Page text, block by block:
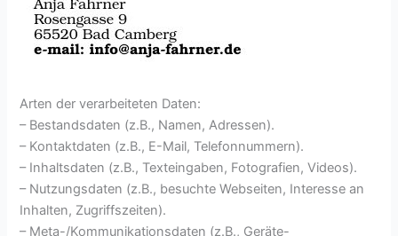
Arten der verarbeiteten Daten:
– Bestandsdaten (z.B., Namen, Adressen).
– Kontaktdaten (z.B., E-Mail, Telefonnummern).
– Inhaltsdaten (z.B., Texteingaben, Fotografien, Videos).
– Nutzungsdaten (z.B., besuchte Webseiten, Interesse an
Inhalten, Zugriffszeiten).
– Meta-/Kommunikationsdaten (z.B., Geräte-